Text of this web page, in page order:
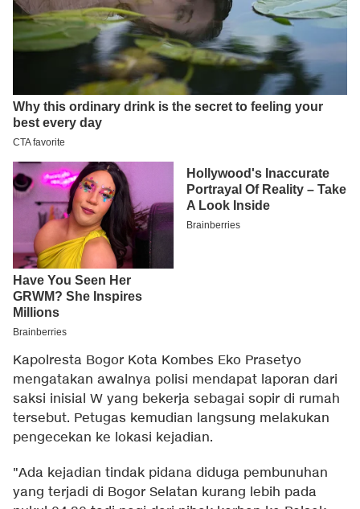
Kapolresta Bogor Kota Kombes Eko Prasetyo
mengatakan awalnya polisi mendapat laporan dari
saksi inisial W yang bekerja sebagai sopir di rumah
tersebut. Petugas kemudian langsung melakukan
pengecekan ke lokasi kejadian.
"Ada kejadian tindak pidana diduga pembunuhan
yang terjadi di Bogor Selatan kurang lebih pada